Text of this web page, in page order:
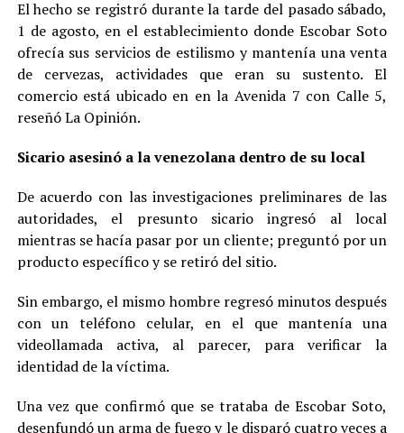
El hecho se registró durante la tarde del pasado sábado,
1 de agosto, en el establecimiento donde Escobar Soto
ofrecía sus servicios de estilismo y mantenía una venta
de cervezas, actividades que eran su sustento. El
comercio está ubicado en en la Avenida 7 con Calle 5,
reseñó La Opinión.
Sicario asesinó a la venezolana dentro de su local
De acuerdo con las investigaciones preliminares de las
autoridades, el presunto sicario ingresó al local
mientras se hacía pasar por un cliente; preguntó por un
producto específico y se retiró del sitio.
Sin embargo, el mismo hombre regresó minutos después
con un teléfono celular, en el que mantenía una
videollamada activa, al parecer, para verificar la
identidad de la víctima.
Una vez que confirmó que se trataba de Escobar Soto,
desenfundó un arma de fuego y le disparó cuatro veces a